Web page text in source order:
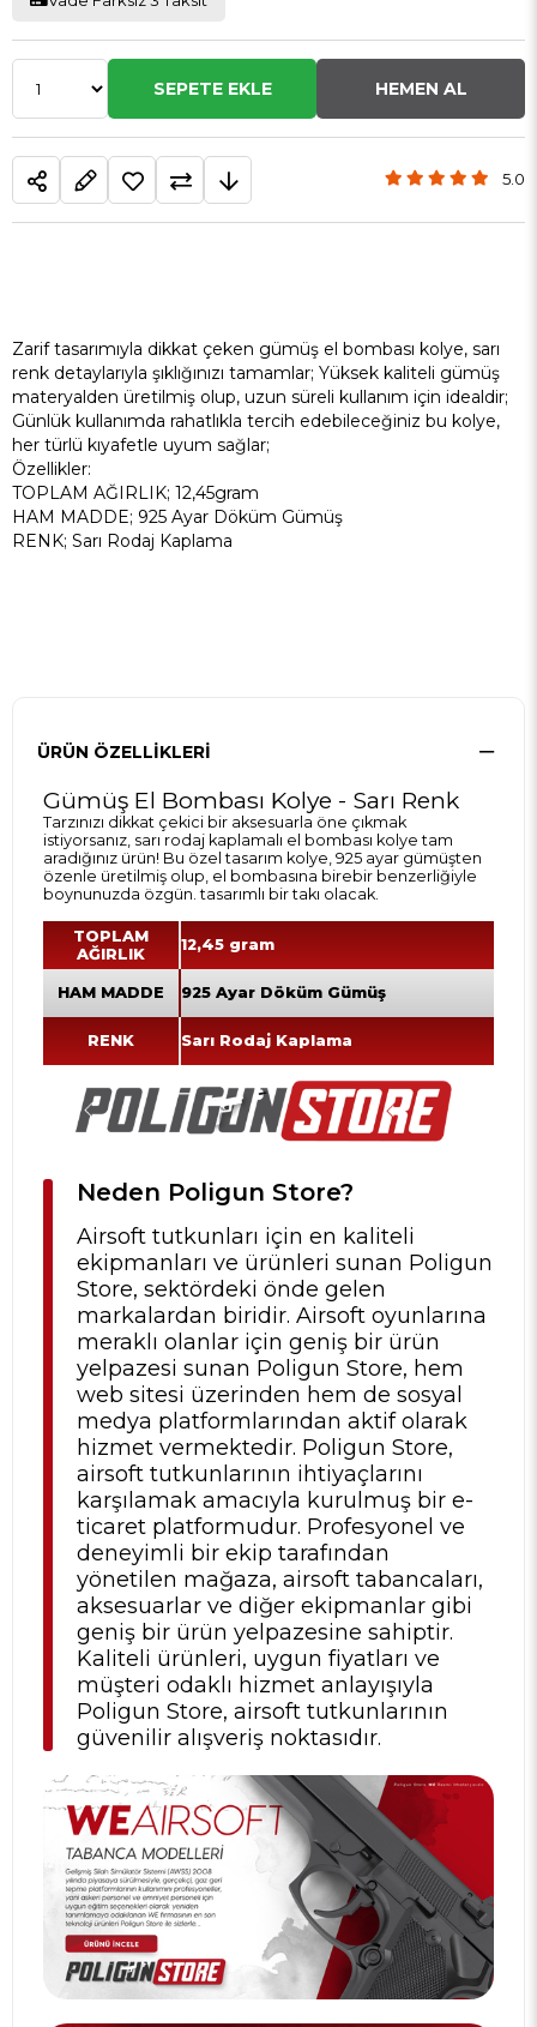
5.0
Zarif tasarımıyla dikkat çeken gümüş el bombası kolye, sarı
renk detaylarıyla şıklığınızı tamamlar; Yüksek kaliteli gümüş
materyalden üretilmiş olup, uzun süreli kullanım için idealdir;
Günlük kullanımda rahatlıkla tercih edebileceğiniz bu kolye,
her türlü kıyafetle uyum sağlar;
Özellikler:
TOPLAM AĞIRLIK; 12,45gram
HAM MADDE; 925 Ayar Döküm Gümüş
RENK; Sarı Rodaj Kaplama
ÜRÜN ÖZELLIKLERI
Gümüş El Bombası Kolye - Sarı Renk
Tarzınızı dikkat çekici bir aksesuarla öne çıkmak
istiyorsanız, sarı rodaj kaplamalı el bombası kolye tam
aradığınız ürün! Bu özel tasarım kolye, 925 ayar gümüşten
özenle üretilmiş olup, el bombasına birebir benzerliğiyle
boynunuzda özgün. tasarımlı bir takı olacak.
TOPLAM
AĞIRLIK
12,45 gram
HAM MADDE 925 Ayar Döküm Gümüş
RENK Sarı Rodaj Kaplama
Neden Poligun Store?
Airsoft tutkunları için en kaliteli
ekipmanları ve ürünleri sunan Poligun
Store, sektördeki önde gelen
markalardan biridir. Airsoft oyunlarına
meraklı olanlar için geniş bir ürün
yelpazesi sunan Poligun Store, hem
web sitesi üzerinden hem de sosyal
medya platformlarından aktif olarak
hizmet vermektedir. Poligun Store,
airsoft tutkunlarının ihtiyaçlarını
karşılamak amacıyla kurulmuş bir e-
ticaret platformudur. Profesyonel ve
deneyimli bir ekip tarafından
yönetilen mağaza, airsoft tabancaları,
aksesuarlar ve diğer ekipmanlar gibi
geniş bir ürün yelpazesine sahiptir.
Kaliteli ürünleri, uygun fiyatları ve
müşteri odaklı hizmet anlayışıyla
Poligun Store, airsoft tutkunlarının
güvenilir alışveriş noktasıdır.